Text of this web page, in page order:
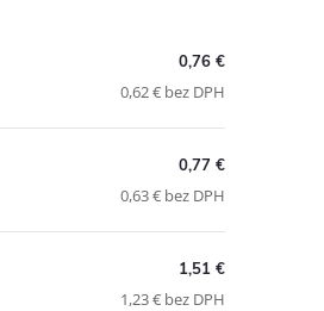
0,76 €
0,62 € bez DPH
0,77 €
0,63 € bez DPH
1,51 €
1,23 € bez DPH